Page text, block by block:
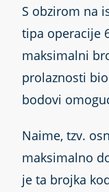
S obzirom na
tipa operacije
maksimalni
prolaznosti bio
bodovi
Naime, tzv.
maksimalno
je ta brojka